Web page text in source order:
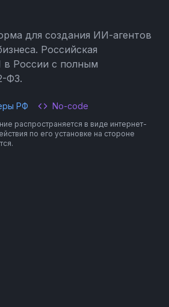
для создания ИИ-агентов
Российская
в России с полным
ФЗ.
РФ No-code
распространяется в виде интернет-
по его установке на стороне